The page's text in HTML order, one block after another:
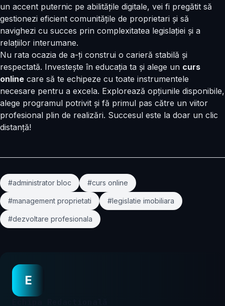
un accent puternic pe abilitățile digitale, vei fi pregătit să
gestionezi eficient comunitățile de proprietari și să
navighezi cu succes prin complexitatea legislației și a
relațiilor interumane.
Nu rata ocazia de a-ți construi o carieră stabilă și
respectată. Investește în educația ta și alege un curs
online care să te echipeze cu toate instrumentele
necesare pentru a excela. Explorează opțiunile disponibile,
alege programul potrivit și fă primul pas către un viitor
profesional plin de realizări. Succesul este la doar un clic
distanță!
#administrator bloc #curs online
#management proprietati #legislatie imobiliara
#dezvoltare profesionala
E